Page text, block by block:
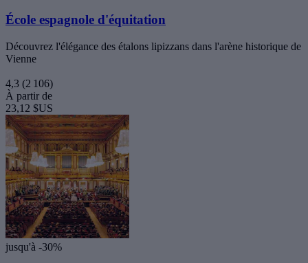
École espagnole d'équitation
Découvrez l'élégance des étalons lipizzans dans l'arène historique de
Vienne
4,3 (2 106)
À partir de
23,12 $US
jusqu'à -30%